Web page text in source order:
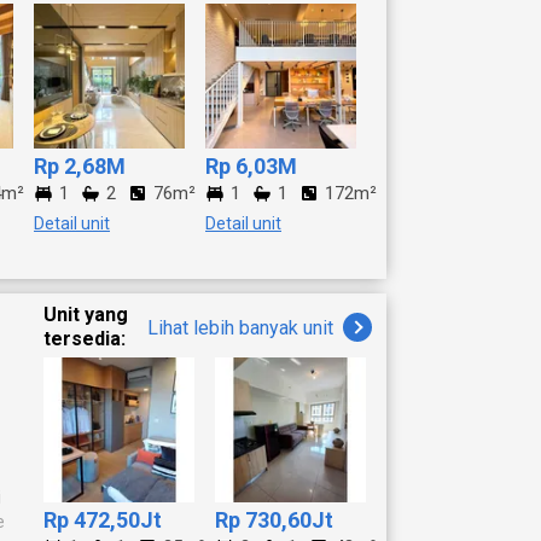
kami Via
Rp 2,68M
1 2 76m²
Detail unit
Rp 6,03M
1 1 172m²
Detail unit
Unit yang
tersedia:
Lihat lebih banyak unit
Rp 472,50Jt Rp 730,60Jt